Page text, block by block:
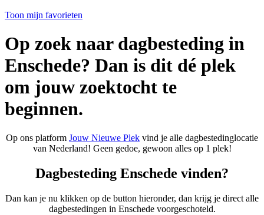
Toon mijn favorieten
Op zoek naar dagbesteding in
Enschede? Dan is dit dé plek
om jouw zoektocht te
beginnen.
Op ons platform Jouw Nieuwe Plek vind je alle dagbestedinglocatie
van Nederland! Geen gedoe, gewoon alles op 1 plek!
Dagbesteding Enschede vinden?
Dan kan je nu klikken op de button hieronder, dan krijg je direct alle
dagbestedingen in Enschede voorgeschoteld.